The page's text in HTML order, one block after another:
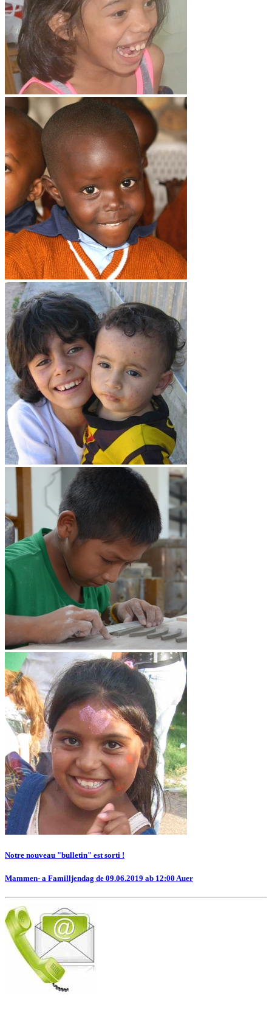
Notre nouveau "bulletin" est sorti !
Mammen- a Familljendag de 09.06.2019 ab 12:00 Auer